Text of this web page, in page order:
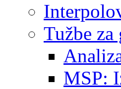
Tužbe
MSP: